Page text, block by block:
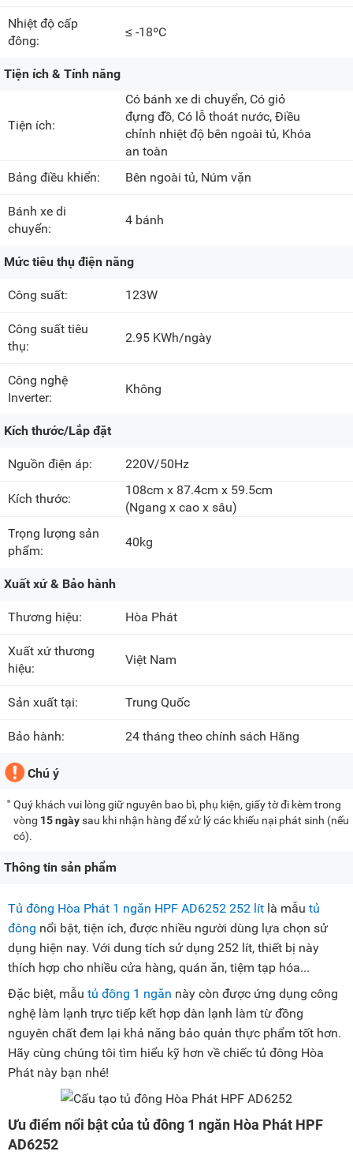
Nhiệt độ cấp
đông:
≤ -18ºC
Tiện ích & Tính năng
Tiện ích:
Có bánh xe di chuyển, Có giỏ
đựng đồ, Có lỗ thoát nước, Điều
chỉnh nhiệt độ bên ngoài tủ, Khóa
an toàn
Bảng điều khiển:
Bên ngoài tủ, Núm vặn
Bánh xe di
chuyển:
4 bánh
Mức tiêu thụ điện năng
Công suất: 123W
Công suất tiêu
thụ:
2.95 KWh/ngày
Công nghệ
Inverter:
Không
Kích thước/Lắp đặt
Nguồn điện áp: 220V/50Hz
Kích thước:
108cm x 87.4cm x 59.5cm
(Ngang x cao x sâu)
Trọng lượng sản
phẩm:
40kg
Xuất xứ & Bảo hành
Thương hiệu: Hòa Phát
Xuất xứ thương
hiệu:
Việt Nam
Sản xuất tại: Trung Quốc
Bảo hành: 24 tháng theo chính sách Hãng
Chú ý
Quý khách vui lòng giữ nguyên bao bì, phụ kiện, giấy tờ đi kèm trong
vòng 15 ngàysau khi nhận hàng để xử lý các khiếu nại phát sinh (nếu
có).
Thông tin sản phẩm
Tủ đông Hòa Phát 1 ngăn HPF AD6252 252 lít là mẫu tủ
đông nổi bật, tiện ích, được nhiều người dùng lựa chọn sử
dụng hiện nay. Với dung tích sử dụng 252 lít, thiết bị này
thích hợp cho nhiều cửa hàng, quán ăn, tiệm tạp hóa...
Đặc biệt, mẫu tủ đông 1 ngăn này còn được ứng dụng công
nghệ làm lạnh trực tiếp kết hợp dàn lạnh làm từ đồng
nguyên chất đem lại khả năng bảo quản thực phẩm tốt hơn.
Hãy cùng chúng tôi tìm hiểu kỹ hơn về chiếc tủ đông Hòa
Phát này bạn nhé!
Ưu điểm nổi bật của tủ đông 1 ngăn Hòa Phát HPF
AD6252